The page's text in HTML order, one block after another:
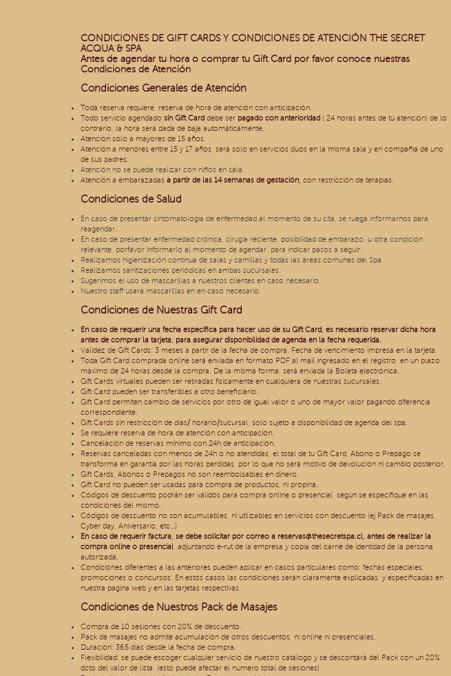
CONDICIONES DE GIFT CARDS Y CONDICIONES DE ATENCIÓN THE SECRET
ACQUA & SPA
Antes de agendar tu hora o comprar tu Gift Card por favor conoce nuestras
Condiciones de Atención
Condiciones Generales de Atención
Toda reserva requiere, reserva de hora de atención con anticipación.
Todo servicio agendado sin Gift Card debe ser pagado con anterioridad ( 24 horas antes de tu atención) de lo
contrario, la hora será dada de baja automáticamente.
Atención solo a mayores de 15 años.
Atención a menores entre 15 y 17 años, será solo en servicios dúos en la misma sala y en compañía de uno
de sus padres.
Atención no se puede realizar con niños en sala.
Atención a embarazadas a partir de las 14 semanas de gestación, con restricción de terapias.
Condiciones de Salud
En caso de presentar sintomatología de enfermedad al momento de su cita, se ruega informarnos para
reagendar.
En caso de presentar enfermedad crónica, cirugía reciente, posibilidad de embarazo, u otra condición
relevante, porfavor informarlo al momento de agendar, para indicar pasos a seguir.
Realizamos higienización continua de salas y camillas y todas las áreas comunes del Spa.
Realizamos sanitizaciones periódicas en ambas sucursales.
Sugerimos el uso de mascarillas a nuestros clientes en caso necesario.
Nuestro staff usará mascarillas en en caso necesario.
Condiciones de Nuestras Gift Card
En caso de requerir una fecha específica para hacer uso de su Gift Card, es necesario reservar dicha hora
antes de comprar la tarjeta, para asegurar disponibilidad de agenda en la fecha requerida.
Validez de Gift Cards: 3 meses a partir de la fecha de compra. Fecha de vencimiento impresa en la tarjeta.
Toda Gift Card comprada online será enviada en formato PDF al mail ingresado en el registro, en un plazo
máximo de 24 horas desde la compra. De la misma forma, será enviada la Boleta electrónica.
Gift Cards virtuales pueden ser retiradas físicamente en cualquiera de nuestras sucursales.
Gift Card pueden ser transferibles a otro beneficiario.
Gift Card permiten cambio de servicios por otro de igual valor o uno de mayor valor pagando diferencia
correspondiente.
Gift Cards sin restricción de días/ horario/sucursal, solo sujeto a disponibilidad de agenda del spa.
Se requiere reserva de hora de atención con anticipación.
Cancelación de reservas mínimo con 24h de anticipación.
Reservas canceladas con menos de 24h o no atendidas, el total de tu Gift Card, Abono o Prepago se
transforma en garantía por las horas perdidas, por lo que no será motivo de devolución ni cambio posterior.
Gift Cards, Abonos o Prepagos no son reembolsables en dinero.
Gift Card no pueden ser usadas para compra de productos, ni propina.
Códigos de descuento podrán ser válidos para compra online o presencial, según se especifique en las
condiciones del mismo.
Códigos de descuento no son acumulables, ni utilizables en servicios con descuento (ej Pack de masajes,
Cyber day, Aniversario, etc…)
En caso de requerir factura, se debe solicitar por correo a reservas@thesecretspa.cl, antes de realizar la
compra online o presencial , adjuntando e-rut de la empresa y copia del carné de identidad de la persona
autorizada.
Condiciones diferentes a las anteriores pueden aplicar en casos particulares como: fechas especiales,
promociones o concursos. En estos casos las condiciones serán claramente explicadas y especificadas en
nuestra pagina web y en las tarjetas respectivas.
Condiciones de Nuestros Pack de Masajes
Compra de 10 sesiones con 20% de descuento.
Pack de masajes no admite acumulación de otros descuentos, ni online ni presenciales.
Duración: 365 días desde la fecha de compra.
Flexibilidad: se puede escoger cualquier servicio de nuestro catálogo y se descontará del Pack con un 20%
dcto del valor de lista. (esto puede afectar el número total de sesiones)